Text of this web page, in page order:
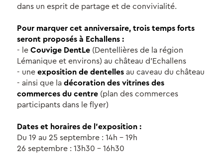
dans un esprit de partage et de convivialité.
Pour marquer cet anniversaire, trois temps forts
seront proposés à Echallens :
- le Couvige DentLe (Dentellières de la région
Lémanique et environs) au château d'Echallens
- une exposition de dentellesau caveau du château
- ainsi que la décoration des vitrines des
commerces du centre (plan des commerces
participants dans le flyer)
Dates et horaires de l'exposition :
Du 19 au 25 septembre : 14h - 19h
26 septembre : 13h30 - 16h30